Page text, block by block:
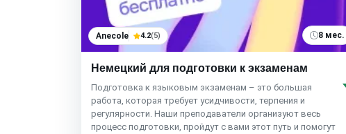
Anecole 4.2(5) 8 мес.
Немецкий для подготовки к экзаменам
Подготовка к языковым экзаменам – это большая
работа, которая требует усидчивости, терпения и
регулярности. Наши преподаватели организуют весь
процесс подготовки, пройдут с вами этот путь и помогут